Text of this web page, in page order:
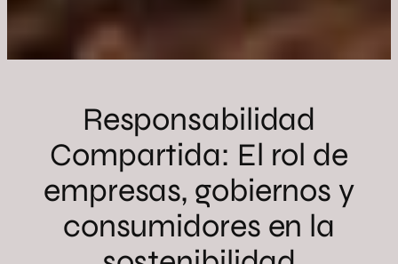
Responsabilidad
Compartida: El rol de
empresas, gobiernos y
consumidores en la